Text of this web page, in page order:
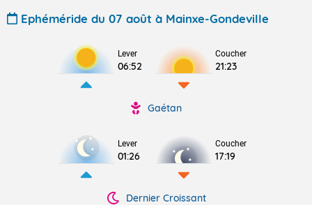
Ephéméride du 07 août à Mainxe-Gondeville
Lever
06:52
Coucher
21:23
Gaétan
Lever
01:26
Coucher
17:19
Dernier Croissant